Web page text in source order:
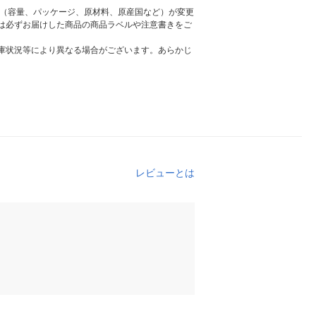
容量、パッケージ、原材料、原産国など）が変更
ずお届けした商品の商品ラベルや注意書きをご
況等により異なる場合がございます。あらかじ
レビューとは